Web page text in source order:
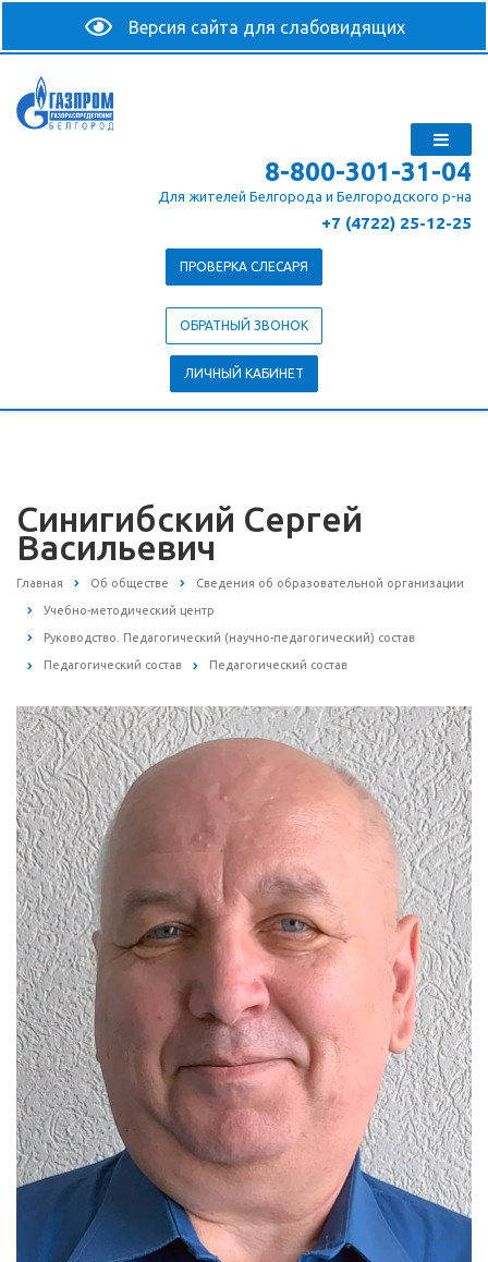
8-800-301-31-04
Для жителей Белгорода и Белгородского р-на
+7 (4722) 25-12-25
ПРОВЕРКА СЛЕСАРЯ
ОБРАТНЫЙ ЗВОНОК
ЛИЧНЫЙ КАБИНЕТ
Синигибский Сергей
Васильевич
Главная Об обществе Сведения об образовательной организации
Учебно-методический центр
Руководство. Педагогический (научно-педагогический) состав
Педагогический состав Педагогический состав